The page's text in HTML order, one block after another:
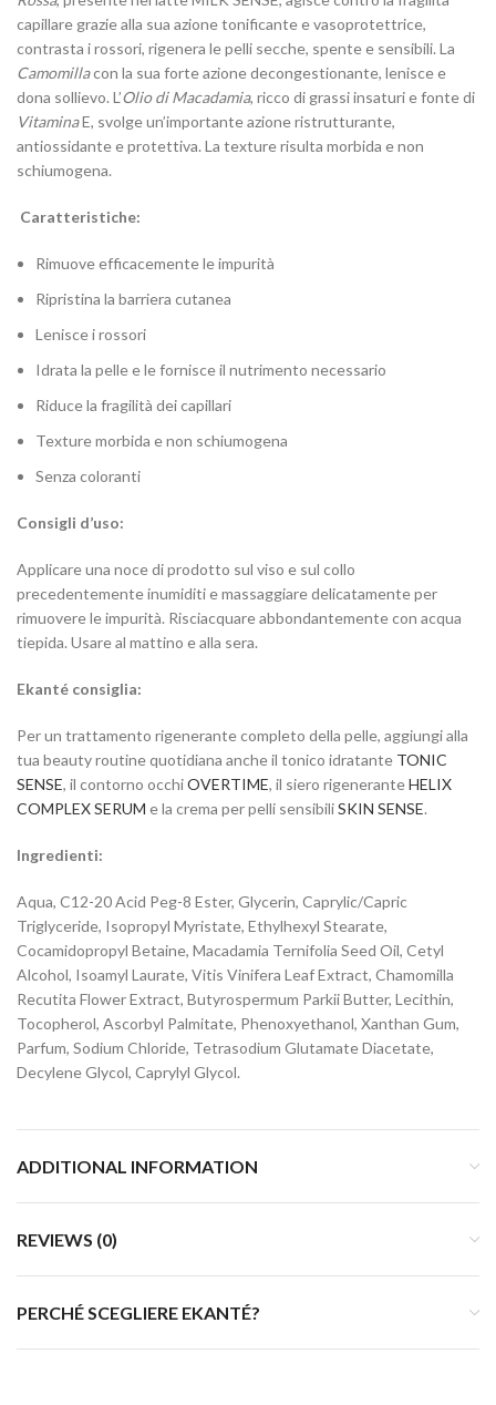
capillare grazie alla sua azione tonificante e vasoprotettrice,
contrasta i rossori, rigenera le pelli secche, spente e sensibili. La
Camomillacon la sua forte azione decongestionante, lenisce e
dona sollievo. L’Olio di Macadamia, ricco di grassi insaturi e fonte di
VitaminaE, svolge un’importante azione ristrutturante,
antiossidante e protettiva. La texture risulta morbida e non
schiumogena.
Caratteristiche:
Rimuove efficacemente le impurità
Ripristina la barriera cutanea
Lenisce i rossori
Idrata la pelle e le fornisce il nutrimento necessario
Riduce la fragilità dei capillari
Texture morbida e non schiumogena
Senza coloranti
Consigli d’uso:
Applicare una noce di prodotto sul viso e sul collo
precedentemente inumiditi e massaggiare delicatamente per
rimuovere le impurità. Risciacquare abbondantemente con acqua
tiepida. Usare al mattino e alla sera.
Ekanté consiglia:
Per un trattamento rigenerante completo della pelle, aggiungi alla
tua beauty routine quotidiana anche il tonico idratante TONIC
SENSE, il contorno occhiOVERTIME, il siero rigeneranteHELIX
COMPLEX SERUM e la crema per pelli sensibiliSKIN SENSE.
Ingredienti:
Aqua, C12-20 Acid Peg-8 Ester, Glycerin, Caprylic/Capric
Triglyceride, Isopropyl Myristate, Ethylhexyl Stearate,
Cocamidopropyl Betaine, Macadamia Ternifolia Seed Oil, Cetyl
Alcohol, Isoamyl Laurate, Vitis Vinifera Leaf Extract, Chamomilla
Recutita Flower Extract, Butyrospermum Parkii Butter, Lecithin,
Tocopherol, Ascorbyl Palmitate, Phenoxyethanol, Xanthan Gum,
Parfum, Sodium Chloride, Tetrasodium Glutamate Diacetate,
Decylene Glycol, Caprylyl Glycol.
ADDITIONAL INFORMATION
REVIEWS (0)
PERCHÉ SCEGLIERE EKANTÉ?